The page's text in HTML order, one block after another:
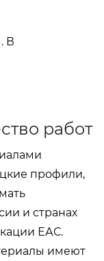
В
работ
профили,
и странах
ЕАС.
имеют